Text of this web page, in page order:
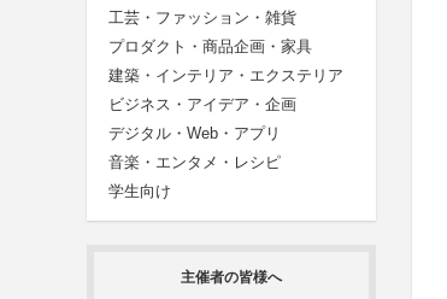
工芸・ファッション・雑貨
プロダクト・商品企画・家具
建築・インテリア・エクステリア
ビジネス・アイデア・企画
デジタル・Web・アプリ
音楽・エンタメ・レシピ
学生向け
主催者の皆様へ